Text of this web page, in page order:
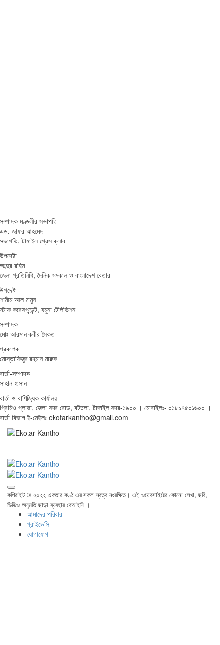
সম্পাদক মণ্ডলীর সভাপতি
এড. জাফর আহমেদ
সভাপতি, টাঙ্গাইল প্রেস ক্লাব
উপদেষ্টা
আব্দুর রহিম
জেলা প্রতিনিধি, দৈনিক সমকাল ও বাংলাদেশ বেতার
উপদেষ্টা
শামীম আল মামুন
স্টাফ করেসপন্ডেন্ট, যমুনা টেলিভিশন
সম্পাদক
মোঃ আরমান কবীর সৈকত
প্রকাশক
মোস্তাফিজুর রহমান মারুফ
বার্তা-সম্পাদক
সাহান হাসান
বার্তা ও বাণিজ্যিক কার্যালয়
প্রিমিও প্লাজা, জেলা সদর রোড, বটতলা, টাঙ্গাইল সদর-১৯০০ । মোবাইলঃ- ০১৮১৭৫০১৬০০ ।
বার্তা বিভাগ ই-মেইলঃ ekotarkantho@gmail.com
কপিরাইট © ২০২২ একতার কণ্ঠ এর সকল স্বত্ব সংরক্ষিত। এই ওয়েবসাইটের কোনো লেখা, ছবি,
ভিডিও অনুমতি ছাড়া ব্যবহার বেআইনি ।
আমাদের পরিবার
প্রাইভেসি
যোগাযোগ